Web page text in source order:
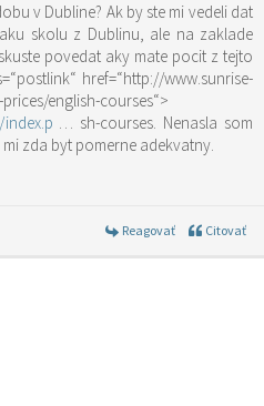
v Dubline? Ak by ste mi vedeli dat
skolu z Dublinu, ale na zaklade
povedat aky mate pocit z tejto
href=“http://www.sunrise-
english-courses“>
… sh-courses. Nenasla som
zda byt pomerne adekvatny.
Reagovať Citovať